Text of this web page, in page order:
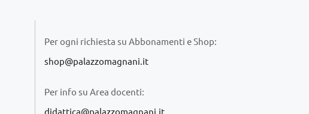
Per ogni richiesta su Abbonamenti e Shop:
shop@palazzomagnani.it
Per info su Area docenti:
didattica@palazzomagnani.it